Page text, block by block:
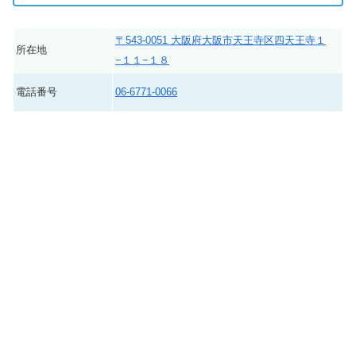
所在地
〒543-0051 大阪府大阪市天王寺区四天王寺１
−１１−１８
電話番号 06-6771-0066